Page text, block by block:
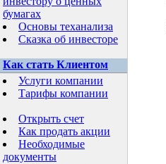
бумагах
Основы теханализа
Сказка об инвесторе
Как стать Клиентом
Услуги компании
Тарифы компании
Открыть счет
Как продать акции
Необходимые
документы